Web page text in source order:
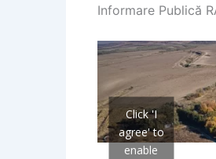
Informare Publică
Click 'I
agree' to
enable